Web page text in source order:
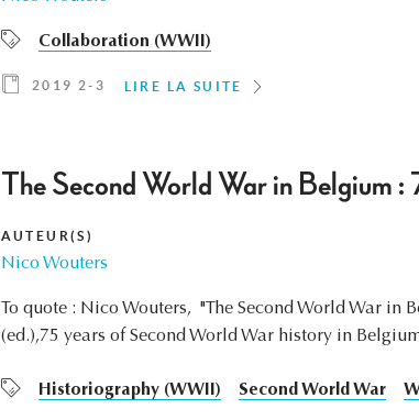
Collaboration (WWII)
2019 2-3 LIRE LA SUITE
The Second World War in Belgium
AUTEUR(S)
Nico Wouters
To quote : Nico Wouters, "The Second World War
(ed.),75 years of Second World War history in
Historiography (WWII) Second World War